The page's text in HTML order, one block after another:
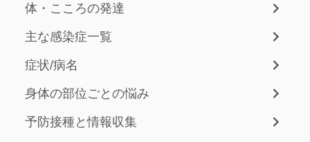
体・こころの発達
主な感染症一覧
症状/病名
身体の部位ごとの悩み
予防接種と情報収集